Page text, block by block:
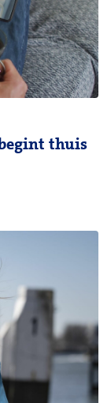
thuis